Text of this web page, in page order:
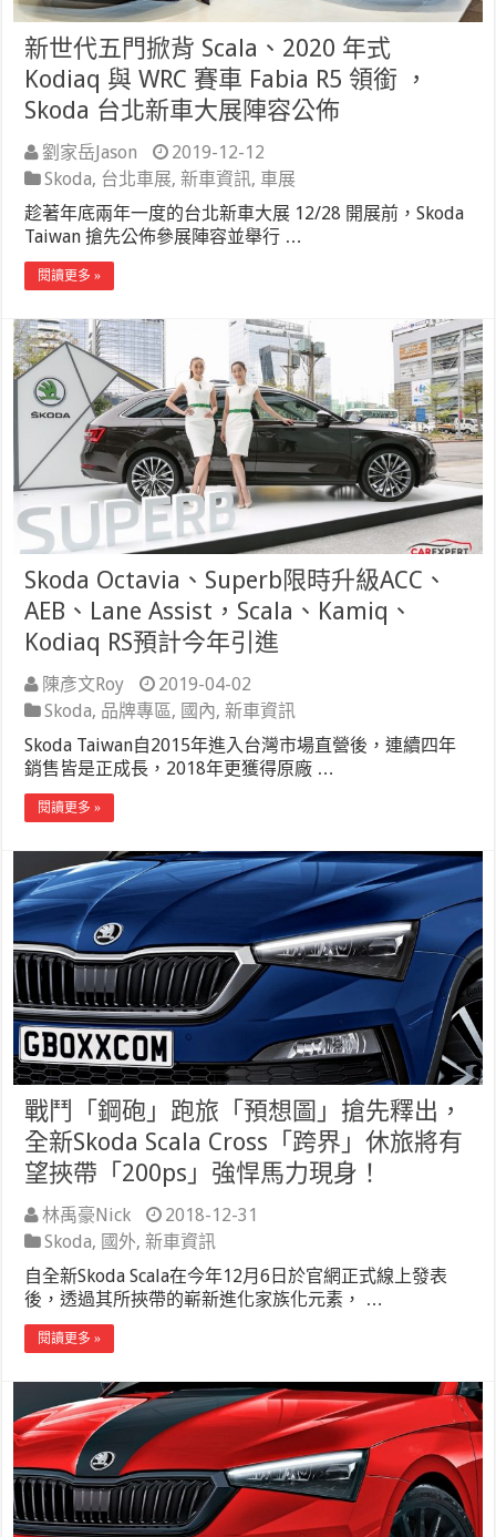
新世代五門掀背 Scala、2020 年式
Kodiaq 與 WRC 賽車 Fabia R5 領銜 ，
Skoda 台北新車大展陣容公佈
劉家岳Jason
2019-12-12
Skoda, 台北車展,新車資訊, 車展
趁著年底兩年一度的台北新車大展 12/28 開展前，Skoda
Taiwan 搶先公佈參展陣容並舉行 …
閱讀更多 »
Skoda Octavia、Superb限時升級ACC、
AEB、Lane Assist，Scala、Kamiq、
Kodiaq RS預計今年引進
陳彥文Roy
2019-04-02
Skoda, 品牌專區, 國內,新車資訊
Skoda Taiwan自2015年進入台灣市場直營後，連續四年
銷售皆是正成長，2018年更獲得原廠 …
閱讀更多 »
戰鬥「鋼砲」跑旅「預想圖」搶先釋出，
全新Skoda Scala Cross「跨界」休旅將有
望挾帶「200ps」強悍馬力現身！
林禹豪Nick
2018-12-31
Skoda, 國外,新車資訊
自全新Skoda Scala在今年12月6日於官網正式線上發表
後，透過其所挾帶的嶄新進化家族化元素， …
閱讀更多 »